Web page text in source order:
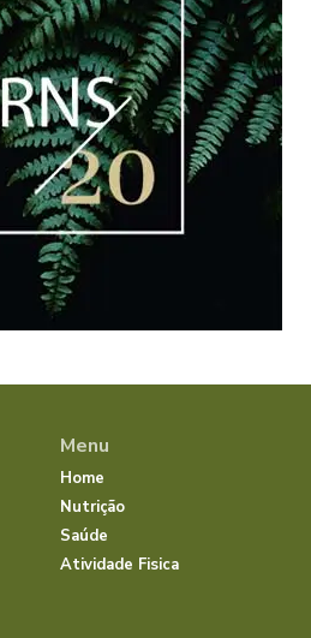
Menu
Home
Nutrição
Saúde
Atividade Fisica